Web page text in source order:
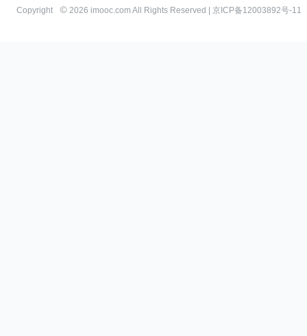
Copyright 2026 imooc.com All Rights Reserved | 京ICP备12003892号-11